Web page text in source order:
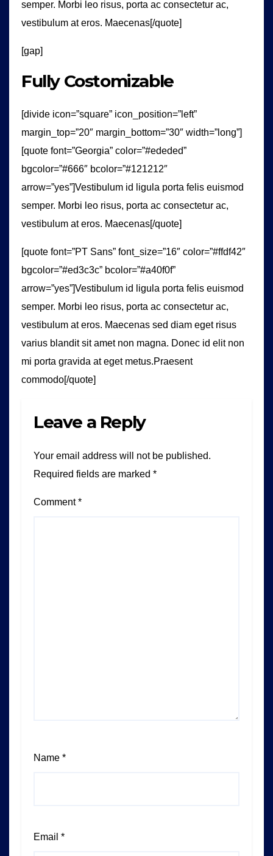
semper. Morbi leo risus, porta ac consectetur ac,
vestibulum at eros. Maecenas[/quote]
[gap]
Fully Costomizable
[divide icon=”square” icon_position=”left”
margin_top=”20″ margin_bottom=”30″ width=”long”]
[quote font=”Georgia” color=”#ededed”
bgcolor=”#666″ bcolor=”#121212″
arrow=”yes”]Vestibulum id ligula porta felis euismod
semper. Morbi leo risus, porta ac consectetur ac,
vestibulum at eros. Maecenas[/quote]
[quote font=”PT Sans” font_size=”16″ color=”#ffdf42″
bgcolor=”#ed3c3c” bcolor=”#a40f0f”
arrow=”yes”]Vestibulum id ligula porta felis euismod
semper. Morbi leo risus, porta ac consectetur ac,
vestibulum at eros. Maecenas sed diam eget risus
varius blandit sit amet non magna. Donec id elit non
mi porta gravida at eget metus.Praesent
commodo[/quote]
Leave a Reply
Your email address will not be published.
Required fields are marked *
Comment*
Name *
Email *